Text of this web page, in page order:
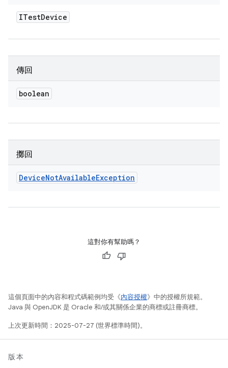
ITestDevice
傳回
boolean
擲回
DeviceNotAvailableException
這對你有幫助嗎？
這個頁面中的內容和程式碼範例均受《內容授權》中的授權所規範。
Java 與 OpenJDK 是 Oracle 和/或其關係企業的商標或註冊商標。
上次更新時間：2025-07-27 (世界標準時間)。
版本